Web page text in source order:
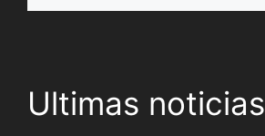
Ultimas noticias